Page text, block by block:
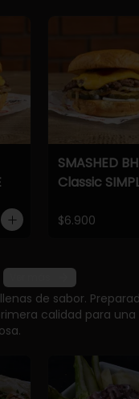
SMASHED BH
Classic
$6.900
de sabor.
calidad para una